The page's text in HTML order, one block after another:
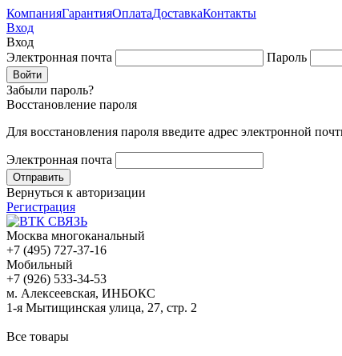
КомпанияГарантияОплатаДоставкаКонтакты
Вход
Вход
Электронная почта
Пароль
Забыли пароль?
Восстановление пароля
Для восстановления пароля введите адрес электронной
Электронная почта
Вернуться к авторизации
Регистрация
Москва многоканальный
+7 (495) 727-37-16
Мобильный
+7 (926) 533-34-53
м. Алексеевская, ИНБОКС
1-я Мытищинская улица, 27, стр. 2
Все товары